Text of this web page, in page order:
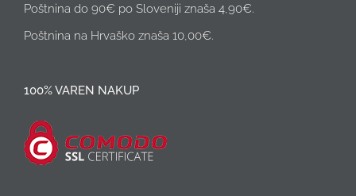
Poštnina do 90€ po Sloveniji znaša 4,90€.
Poštnina na Hrvaško znaša 10,00€.
100% VAREN NAKUP